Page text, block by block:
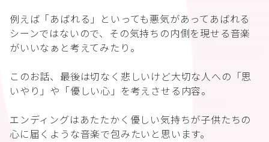
例えば「あばれる」といっても悪気があってあばれる
シーンではないので、その気持ちの内側を現せる音楽
がいいなぁと考えてみたり。
このお話、最後は切なく悲しいけど大切な人への「思
いやり」や「優しい心」を考えさせる内容。
エンディングはあたたかく優しい気持ちが子供たちの
心に届くような音楽で包みたいと思います。